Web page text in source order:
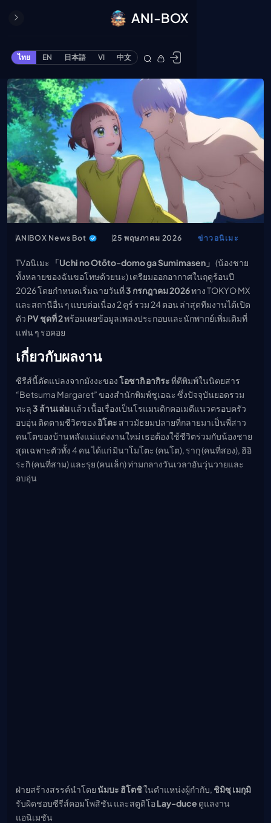
ข้ามไปยังเนื้อหา
ANI-BOX
ไทย EN 日本語 VI 中文
ปิด
ONE PIECE
Cardgame
Cardlist
Collection
Deck Builder
My-Collection
Deck Library
Deck Share
PREMIUM SERVICE
ทีวีออนไลน์
แนะนำรายการทีวี
ตารางออกอากาศอนิ
เมะ (คืนนี้)
ตารางออกอากาศอนิ
เมะ
ANIBOX News Bot 25 พฤษภาคม 2026 ข่าวอนิเมะ
TVอนิเมะ 「Uchi no Otōto-domo ga Sumimasen」 (น้องชาย
ทั้งหลายของฉันขอโทษด้วยนะ) เตรียมออกอากาศในฤดูร้อนปี
2026 โดยกำหนดเริ่มฉายวันที่3 กรกฎาคม 2026ทาง TOKYO MX
และสถานีอื่น ๆ แบบต่อเนื่อง 2 คูร์ รวม 24 ตอน ล่าสุดทีมงานได้เปิด
ตัว PV ชุดที่ 2พร้อมเผยข้อมูลเพลงประกอบและนักพากย์เพิ่มเติมที่
แฟน ๆ รอคอย
เกี่ยวกับผลงาน
ซีรีส์นี้ดัดแปลงจากมังงะของโอซากิ อากิระที่ตีพิมพ์ในนิตยสาร
“Betsuma Margaret” ของสำนักพิมพ์ชูเอฉะ ซึ่งปัจจุบันยอดรวม
ทะลุ3 ล้านเล่มแล้ว เนื้อเรื่องเป็นโรแมนติกคอเมดีแนวครอบครัว
อบอุ่น ติดตามชีวิตของอิโตะ สาวมัธยมปลายที่กลายมาเป็นพี่สาว
คนโตของบ้านหลังแม่แต่งงานใหม่ เธอต้องใช้ชีวิตร่วมกับน้องชาย
สุดเฉพาะตัวทั้ง 4 คน ได้แก่ มินาโมโตะ (คนโต), รากุ (คนที่สอง), ฮิอิ
ระกิ (คนที่สาม) และรุย (คนเล็ก) ท่ามกลางวันเวลาอันวุ่นวายและ
อบอุ่น
ฝ่ายสร้างสรรค์นำโดย นัมบะ ฮิโตชิในตำแหน่งผู้กำกับ, ชิมิซุ เมกุมิ
รับผิดชอบซีรีส์คอมโพสิชัน และสตูดิโอLay-duce ดูแลงาน
แอนิเมชัน